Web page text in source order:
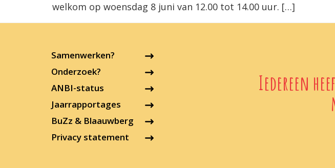
welkom op woensdag 8 juni van 12.00 tot 14.00 uur. […]
Samenwerken?
Onderzoek?
ANBI-status
Jaarrapportages
BuZz & Blaauwberg
Privacy statement
Iedereen